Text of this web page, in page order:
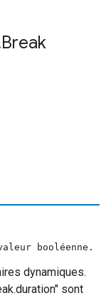
Break
booléenne.
dynamiques.
sont